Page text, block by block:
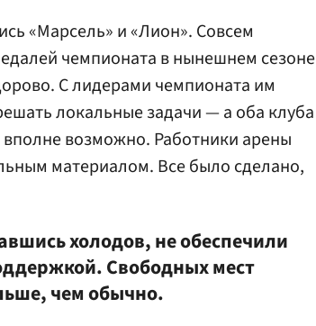
«Марсель» и «Лион». Совсем
чемпионата в нынешнем сезоне
С лидерами чемпионата им
локальные задачи — а оба клуба
возможно. Работники арены
материалом. Все было сделано,
холодов, не обеспечили
Свободных мест
чем обычно.